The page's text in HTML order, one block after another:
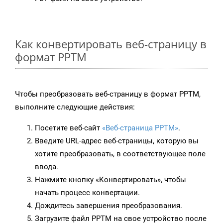
Как конвертировать веб-страницу в
формат PPTM
Чтобы преобразовать веб-страницу в формат PPTM,
выполните следующие действия:
Посетите веб-сайт «Веб-страница PPTM».
Введите URL-адрес веб-страницы, которую вы
хотите преобразовать, в соответствующее поле
ввода.
Нажмите кнопку «Конвертировать», чтобы
начать процесс конвертации.
Дождитесь завершения преобразования.
Загрузите файл PPTM на свое устройство после